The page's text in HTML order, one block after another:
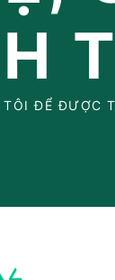
TÔI ĐỂ ĐƯỢC